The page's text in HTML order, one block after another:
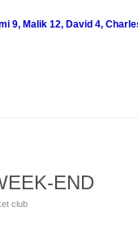
9, Malik 12, David 4,
END
club